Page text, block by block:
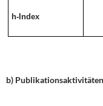
h-Index
b) Publikationsaktivitäten